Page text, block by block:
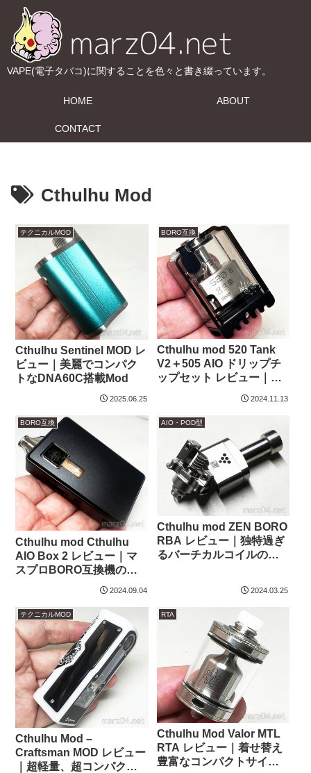
VAPE(電子タバコ)に関することを色々と書き綴っています。
HOME ABOUT
CONTACT
Cthulhu Mod
テクニカルMOD
Cthulhu Sentinel MOD レ
ビュー｜美麗でコンパク
トなDNA60C搭載Mod
2025.06.25
BORO互換
Cthulhu mod 520 Tank
V2＋505 AIO ドリップチ
ップセット レビュー｜
ルタンクとしても使える
BORO互換タンク＋AIO向
けドリップチップもリリ
2024.11.13
BORO互換
Cthulhu mod Cthulhu
AIO Box 2 レビュー｜マ
スプロBORO互換機の雄
がよりスリムになり、新
型RBAを携えて登場
2024.09.04
AIO・POD型
Cthulhu mod ZEN BORO
RBA レビュー｜独特過ぎ
るバーチカルコイルの
2024.03.25
テクニカルMOD
Cthulhu Mod –
Craftsman MOD レビュー
｜超軽量、超コンパクト
RTA
Cthulhu Mod Valor MTL
RTA レビュー｜着せ替え
豊富なコンパクトサイズ